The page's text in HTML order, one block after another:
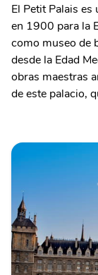
El Petit Palais
en 1900 para la
como museo de
desde la Edad
obras maestras
de este palacio,